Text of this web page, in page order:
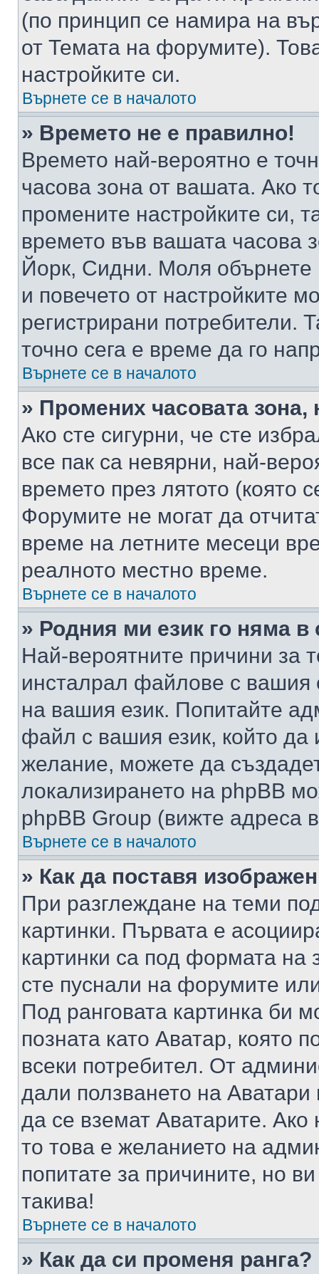
(по принцип се намира на
от Темата на форумите).
настройките си.
Върнете се в началото
» Времето не е правилно!
Времето най-вероятно е
часова зона от вашата. Ако
промените настройките си,
времето във вашата
Йорк, Сидни. Моля обърнете
и повечето от настройките
регистрирани потребители.
точно сега е време да го
Върнете се в началото
» Промених часовата
Ако сте сигурни, че сте
все пак са невярни, най-
времето през лятото (която
Форумите не могат да
време на летните месеци
реалното местно време.
Върнете се в началото
» Родния ми език го няма в
Най-вероятните причини за
инсталрал файлове с вашия
на вашия език. Попитайте
файл с вашия език, който да
желание, можете да
локализирането на phpBB
phpBB Group (вижте адреса
Върнете се в началото
» Как да поставя
При разглеждане на теми
картинки. Първата е
картинки са под формата на
сте пуснали на форумите
Под ранговата картинка би
позната като Аватар, която
всеки потребител. От
дали ползването на
да се вземат Аватарите.
то това е желанието на
попитате за причините, но
такива!
Върнете се в началото
» Как да си променя ранга?